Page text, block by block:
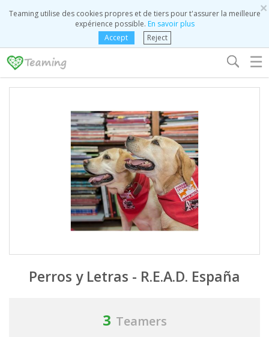
×
Teaming utilise des cookies propres et de tiers pour t'assurer la meilleure
expérience possible. En savoir plus
Accept
Reject
☰
Perros y Letras - R.E.A.D. España
3 Teamers